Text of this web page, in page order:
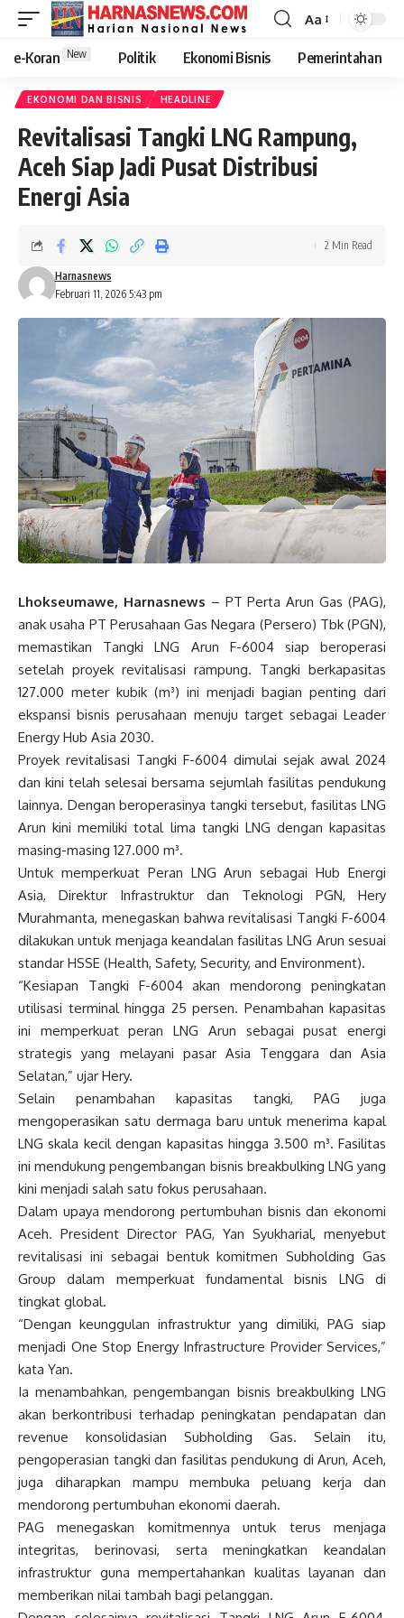
Aa
e-Koran New Politik Ekonomi Bisnis Pemerintahan
EKONOMI DAN BISNIS HEADLINE
Revitalisasi Tangki LNG Rampung,
Aceh Siap Jadi Pusat Distribusi
Energi Asia
Februari 11, 2026 5:43 pm
Harnasnews
2 Min Read
Lhokseumawe, Harnasnews – PT Perta Arun Gas (PAG),
anak usaha PT Perusahaan Gas Negara (Persero) Tbk (PGN),
memastikan Tangki LNG Arun F-6004 siap beroperasi
setelah proyek revitalisasi rampung. Tangki berkapasitas
127.000 meter kubik (m³) ini menjadi bagian penting dari
ekspansi bisnis perusahaan menuju target sebagai Leader
Energy Hub Asia 2030.
Proyek revitalisasi Tangki F-6004 dimulai sejak awal 2024
dan kini telah selesai bersama sejumlah fasilitas pendukung
lainnya. Dengan beroperasinya tangki tersebut, fasilitas LNG
Arun kini memiliki total lima tangki LNG dengan kapasitas
masing-masing 127.000 m³.
Untuk memperkuat Peran LNG Arun sebagai Hub Energi
Asia, Direktur Infrastruktur dan Teknologi PGN, Hery
Murahmanta, menegaskan bahwa revitalisasi Tangki F-6004
dilakukan untuk menjaga keandalan fasilitas LNG Arun sesuai
standar HSSE (Health, Safety, Security, and Environment).
“Kesiapan Tangki F-6004 akan mendorong peningkatan
utilisasi terminal hingga 25 persen. Penambahan kapasitas
ini memperkuat peran LNG Arun sebagai pusat energi
strategis yang melayani pasar Asia Tenggara dan Asia
Selatan,” ujar Hery.
Selain penambahan kapasitas tangki, PAG juga
mengoperasikan satu dermaga baru untuk menerima kapal
LNG skala kecil dengan kapasitas hingga 3.500 m³. Fasilitas
ini mendukung pengembangan bisnis breakbulking LNG yang
kini menjadi salah satu fokus perusahaan.
Dalam upaya mendorong pertumbuhan bisnis dan ekonomi
Aceh. President Director PAG, Yan Syukharial, menyebut
revitalisasi ini sebagai bentuk komitmen Subholding Gas
Group dalam memperkuat fundamental bisnis LNG di
tingkat global.
“Dengan keunggulan infrastruktur yang dimiliki, PAG siap
menjadi One Stop Energy Infrastructure Provider Services,”
kata Yan.
Ia menambahkan, pengembangan bisnis breakbulking LNG
akan berkontribusi terhadap peningkatan pendapatan dan
revenue konsolidasian Subholding Gas. Selain itu,
pengoperasian tangki dan fasilitas pendukung di Arun, Aceh,
juga diharapkan mampu membuka peluang kerja dan
mendorong pertumbuhan ekonomi daerah.
PAG menegaskan komitmennya untuk terus menjaga
integritas, berinovasi, serta meningkatkan keandalan
infrastruktur guna mempertahankan kualitas layanan dan
memberikan nilai tambah bagi pelanggan.